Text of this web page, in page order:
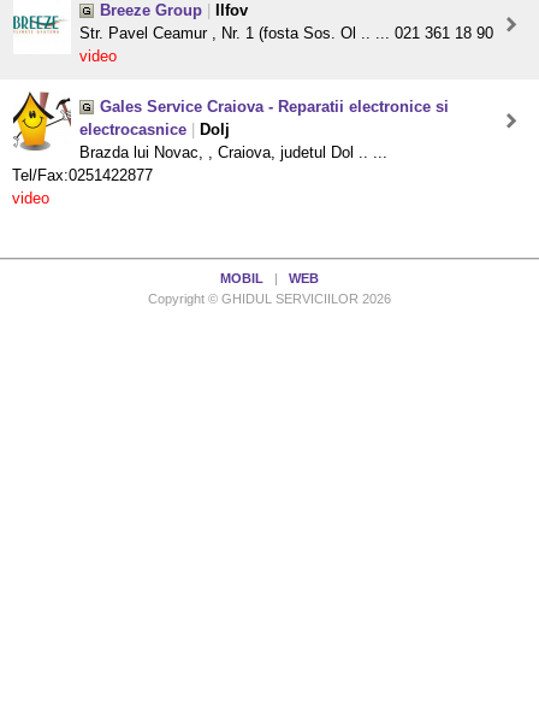
Breeze Group
Ilfov
Str. Pavel Ceamur , Nr. 1 (fosta Sos. Ol .. ... 021 361 18 90
video
Gales Service Craiova - Reparatii electronice si
electrocasnice
Dolj
Brazda lui Novac, , Craiova, judetul Dol .. ...
Tel/Fax:0251422877
video
MOBIL
WEB
Copyright © GHIDUL SERVICIILOR 2026